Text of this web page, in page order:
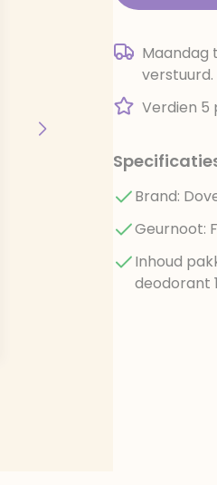
Maandag
Verdien 5
Brand:
Geurnoot:
Inhoud
deodorant